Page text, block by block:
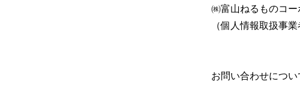
㈱富山ねるものコ
（個人情報取扱事業
お問い合わせについ